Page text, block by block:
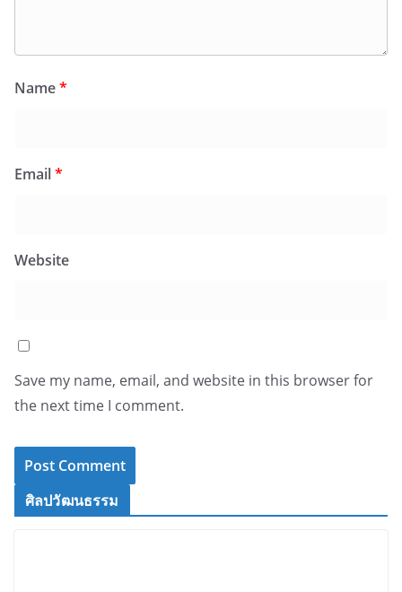
Name*
Email*
Website
Save my name, email, and website in this browser for
the next time I comment.
ศิลปวัฒนธรรม